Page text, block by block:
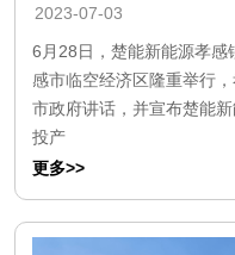
2023-07-03
6月28日，楚能新能源孝
感市临空经济区隆重举行
市政府讲话，并宣布楚能
投产
更多>>